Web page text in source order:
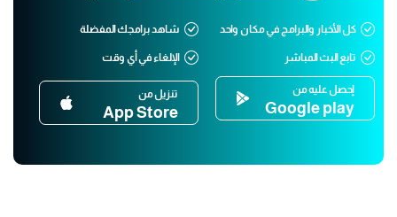
كل الأخبار والبرامج في مكان واحد شاهد برامجك المفضلة
تابع البث المباشر الإلغاء في أي وقت
إحصل عليه من
Google play
تنزيل من
App Store